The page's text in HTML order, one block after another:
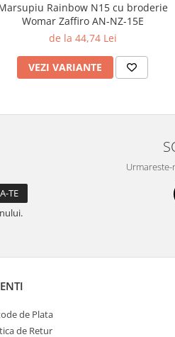
Rainbow N15 cu broderie
Womar Zaffiro AN-NZ-15E
de la 44,74 Lei
VEZI VARIANTE
de Plata
de Retur